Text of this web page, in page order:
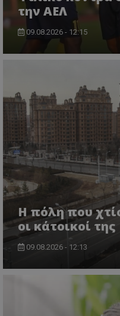
την ΑΕΛ
09.08.2026 - 12:15
Η πόλη που
οι κάτοικοί της
09.08.2026 - 12:13